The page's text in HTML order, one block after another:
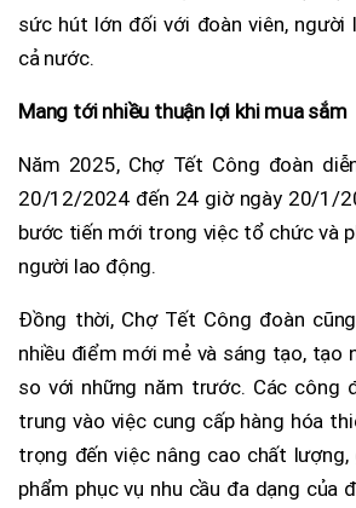
sức hút lớn đối với đoàn viên, người
cả nước.
Mang tới nhiều thuận lợi khi mua sắm
Năm 2025, Chợ Tết Công đoàn
20/12/2024 đến 24 giờ ngày 20/1/
bước tiến mới trong việc tổ chức và
người lao động.
Đồng thời, Chợ Tết Công đoàn
nhiều điểm mới mẻ và sáng tạo, tạo
so với những năm trước. Các công
trung vào việc cung cấp hàng hóa
trọng đến việc nâng cao chất
phẩm phục vụ nhu cầu đa dạng của